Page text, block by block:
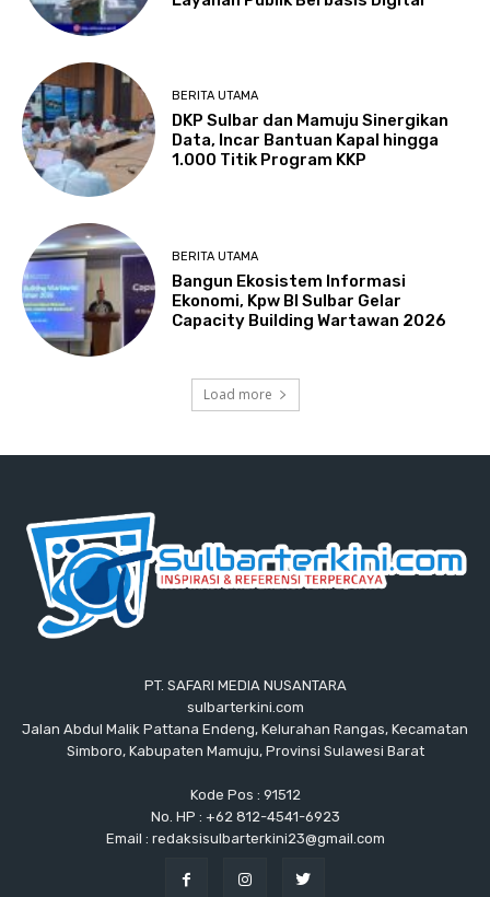
BERITA UTAMA
DKP Sulbar dan Mamuju Sinergikan
Data, Incar Bantuan Kapal hingga
1.000 Titik Program KKP
BERITA UTAMA
Bangun Ekosistem Informasi
Ekonomi, Kpw BI Sulbar Gelar
Capacity Building Wartawan 2026
Load more
PT. SAFARI MEDIA NUSANTARA
sulbarterkini.com
Jalan Abdul Malik Pattana Endeng, Kelurahan Rangas, Kecamatan
Simboro, Kabupaten Mamuju, Provinsi Sulawesi Barat
Kode Pos : 91512
No. HP : +62 812-4541-6923
Email : redaksisulbarterkini23@gmail.com